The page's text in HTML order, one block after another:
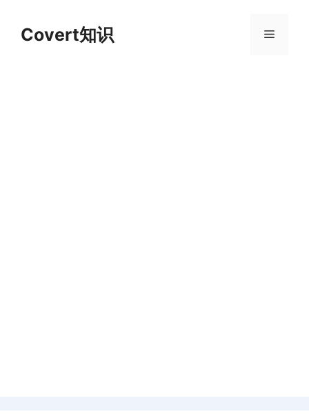
Covert知识 菜